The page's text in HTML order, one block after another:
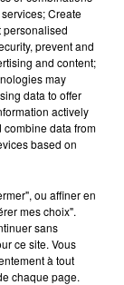
3 min 35 sec
Sandro,
hit. Au
le sondage du
Create
personalised
prevent and
and content;
may
data to offer
actively
data from
based on
ou affiner en
mes choix".
sans
ce site. Vous
à tout
chaque page.